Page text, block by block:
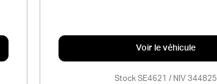
Voir le véhicule
Stock SE4621 / NIV 344825